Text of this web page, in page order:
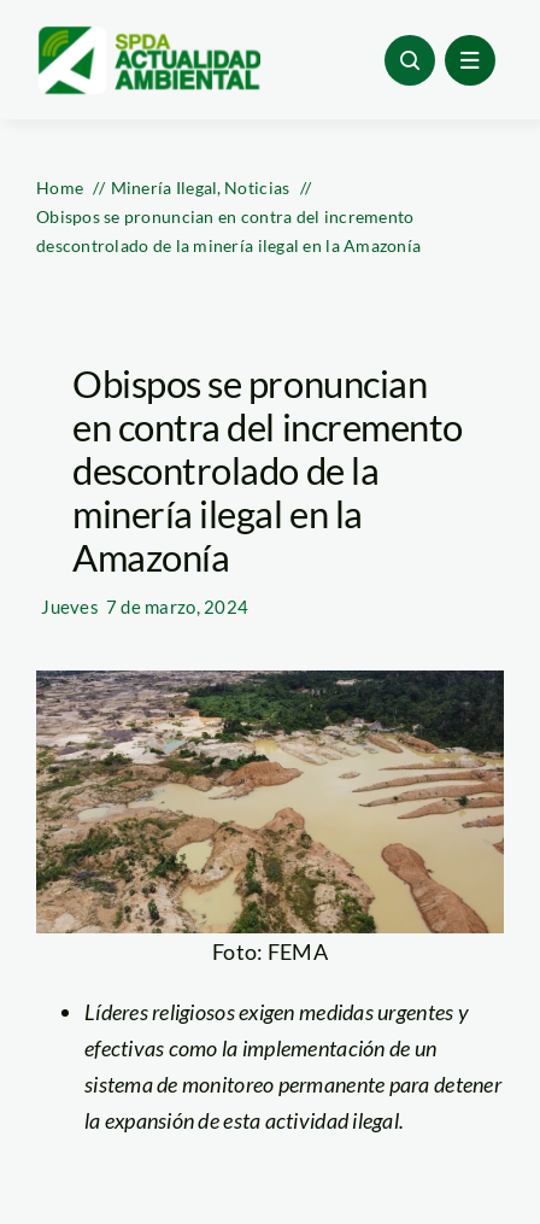
content
Home Minería Ilegal Noticias
Obispos se pronuncian en contra del incremento
descontrolado de la minería ilegal en la Amazonía
Obispos se pronuncian
en contra del incremento
descontrolado de la
minería ilegal en la
Amazonía
Jueves 7 de marzo, 2024
Foto: FEMA
Líderes religiosos exigen medidas urgentes y
efectivas como la implementación de un
sistema de monitoreo permanente para detener
la expansión de esta actividad ilegal.